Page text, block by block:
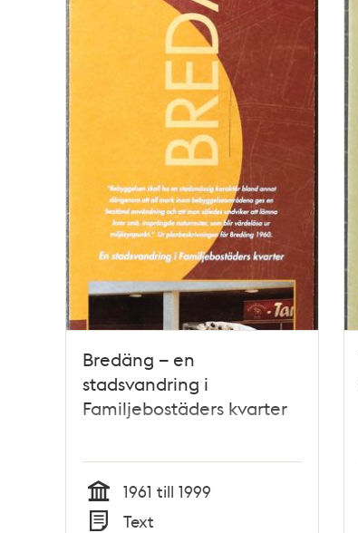
Bredäng – en
stadsvandring i
Familjebostäders kvarter
Tid
1961 till 1999
Text